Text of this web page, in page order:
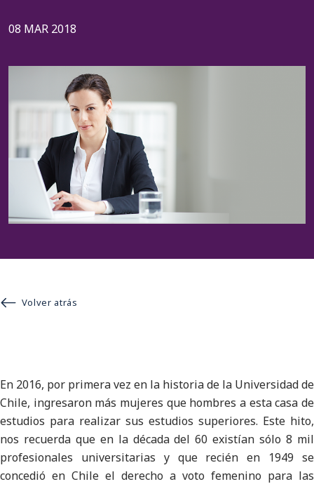
08 MAR 2018
Volver atrás
En 2016, por primera vez en la historia de la Universidad de
Chile, ingresaron más mujeres que hombres a esta casa de
estudios para realizar sus estudios superiores. Este hito,
nos recuerda que en la década del 60 existían sólo 8 mil
profesionales universitarias y que recién en 1949 se
concedió en Chile el derecho a voto femenino para las